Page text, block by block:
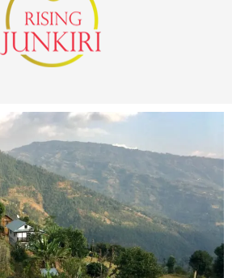
casino ontario net
Dead or Alive 2 NetEnt casino